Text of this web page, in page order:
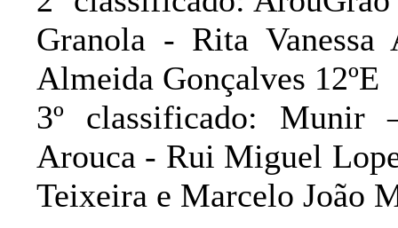
Granola - Rita
Almeida Gonçalves 12ºE
3º classificado: Munir
Arouca - Rui Miguel
Teixeira e Marcelo João